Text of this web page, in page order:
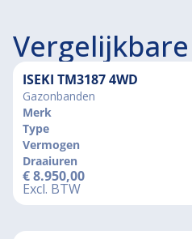
ISEKI TM3187 4WD
Gazonbanden
Merk
Type
Vermogen
Draaiuren
€8.950,00
Excl. BTW